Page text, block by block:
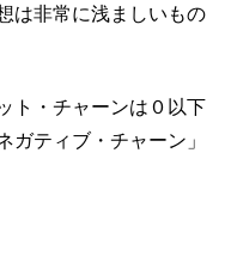
は非常に浅ましいもの
ト・チャーンは０以下
ガティブ・チャーン」